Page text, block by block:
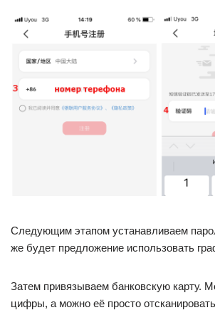
Следующим этапом устанавливаем
же будет предложение использовать
Затем привязываем банковскую карту.
цифры, а можно её просто